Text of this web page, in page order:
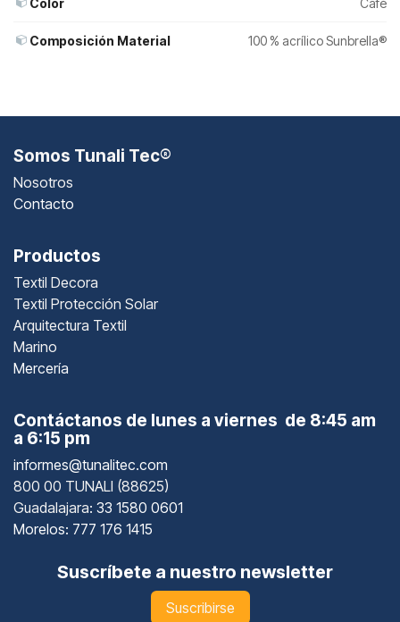
Composición Material 100 % acrílico Sunbrella®
Somos Tunali Tec®
Nosotros
Contacto
Productos
Textil Decora
Textil Protección Solar
Arquitectura Textil
Marino
Mercería
Contáctanos de lunes a viernes de 8:45 am
a 6:15 pm
informes@tunalitec.com
800 00 TUNALI (88625)
Guadalajara: 33 1580 0601
Morelos: 777 176 1415
Suscríbete a nuestro newsletter
Suscribirse